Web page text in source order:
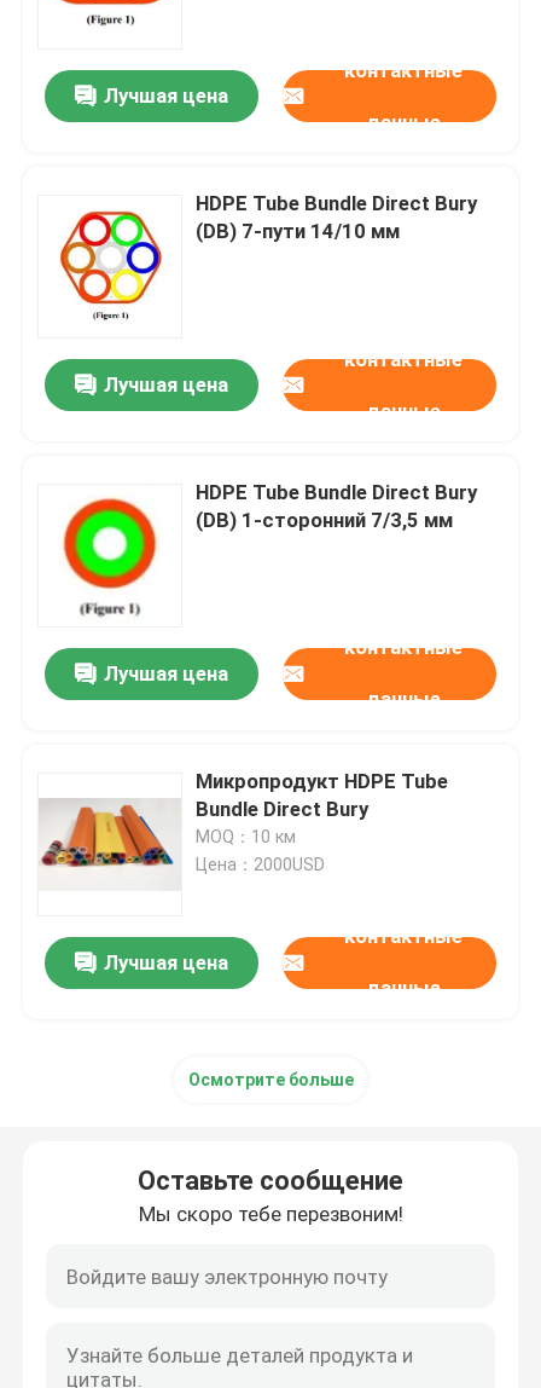
Дом
Ролики
Путешествие фабрики
Проверка качества
Спросите цитату
Лучшая цена
контактные
данные
HDPE Tube Bundle Direct Bury
(DB) 7-пути 14/10 мм
Лучшая цена
контактные
данные
HDPE Tube Bundle Direct Bury
(DB) 1-сторонний 7/3,5 мм
Лучшая цена
контактные
данные
Микропродукт HDPE Tube
Bundle Direct Bury
MOQ：10 км
Цена：2000USD
Лучшая цена
контактные
данные
Осмотрите больше
Оставьте сообщение
Мы скоро тебе перезвоним!